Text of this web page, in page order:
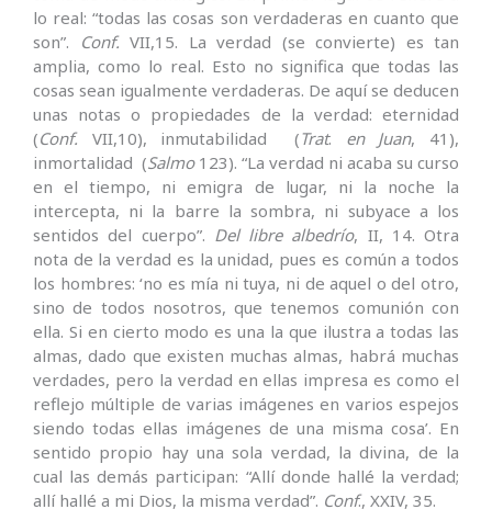
lo real: “todas las cosas son verdaderas en cuanto que
son”.
Conf.VII,15. La verdad (se convierte) es tan
amplia, como lo real. Esto no significa que todas las
cosas sean igualmente verdaderas. De aquí se deducen
unas notas o propiedades de la verdad: eternidad
(Conf. VII,10), inmutabilidad ( Trat. en Juan, 41),
inmortalidad (Salmo123). “La verdad ni acaba su curso
en el tiempo, ni emigra de lugar, ni la noche la
intercepta, ni la barre la sombra, ni subyace a los
sentidos del cuerpo”. Del libre albedrío, II, 14. Otra
nota de la verdad es la unidad, pues es común a todos
los hombres: ‘no es mía ni tuya, ni de aquel o del otro,
sino de todos nosotros, que tenemos comunión con
ella. Si en cierto modo es una la que ilustra a todas las
almas, dado que existen muchas almas, habrá muchas
verdades, pero la ver­dad en ellas impresa es como el
reflejo múltiple de varias imágenes en varios espejos
siendo todas ellas imágenes de una misma cosa’. En
sentido propio hay una sola verdad, la divina, de la
cual las demás participan: “Allí donde hallé la verdad;
allí hallé a mi Dios, la misma verdad”. Conf., XXIV, 35.